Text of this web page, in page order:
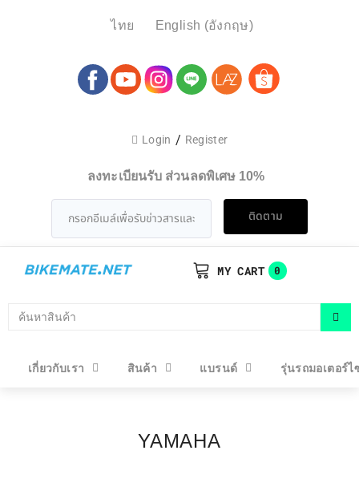
ไทย English (อังกฤษ)
ลงทะเบียนรับ ส่วนลดพิเศษ 10%
ติดตาม
Login / Register
เกี่ยวกับเรา สินค้า แบรนด์ รุ่นรถมอเตอร์ไ
MY CART 0
YAMAHA